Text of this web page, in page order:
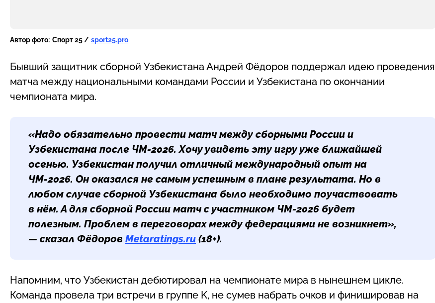
Автор фото: Спорт 25 / sport25.pro
Бывший защитник сборной Узбекистана Андрей Фёдоров поддержал идею проведения
матча между национальными командами России и Узбекистана по окончании
чемпионата мира.
«Надо обязательно провести матч между сборными России и
Узбекистана после ЧМ-2026. Хочу увидеть эту игру уже ближайшей
осенью. Узбекистан получил отличный международный опыт на
ЧМ-2026. Он оказался не самым успешным в плане результата. Но в
любом случае сборной Узбекистана было необходимо поучаствовать
в нём. А для сборной России матч с участником ЧМ-2026 будет
полезным. Проблем в переговорах между федерациями не возникнет»,
— сказал Фёдоров Metaratings.ru (18+).
Напомним, что Узбекистан дебютировал на чемпионате мира в нынешнем цикле.
Команда провела три встречи в группе K, не сумев набрать очков и финишировав на